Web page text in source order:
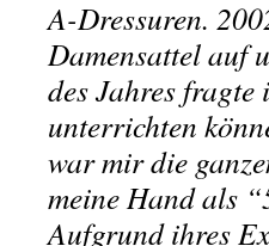
A-Dressuren.
Damensattel auf
des Jahres
unterrichten
war mir die
meine Hand als
Aufgrund ihres